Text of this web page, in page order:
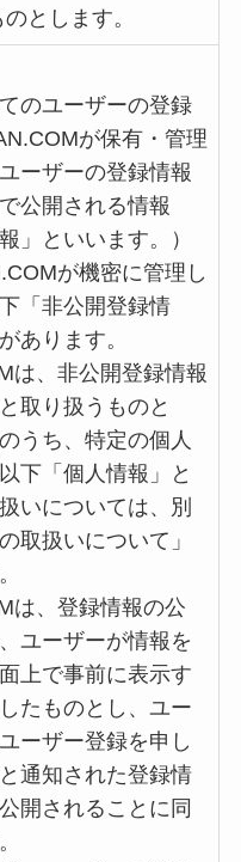
とします。
のユーザーの登録
が保有・管理
ーザーの登録情報
公開される情報
」といいます。）
が機密に管理し
「非公開登録情
あります。
は、非公開登録情報
取り扱うものと
うち、特定の個人
下「個人情報」と
いについては、別
取扱いについて」
は、登録情報の公
ユーザーが情報を
上で事前に表示す
たものとし、ユー
ーザー登録を申し
通知された登録情
開されることに同